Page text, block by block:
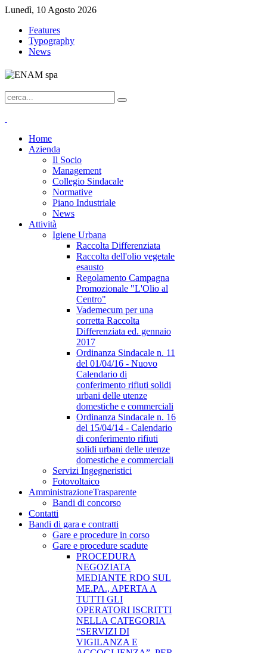
Lunedì, 10 Agosto 2026
Features
Typography
News
Home
Azienda
Il Socio
Management
Collegio Sindacale
Normative
Piano Industriale
News
Attività
Igiene Urbana
Raccolta Differenziata
Raccolta dell'olio vegetale
esausto
Regolamento Campagna
Promozionale "L'Olio al
Centro"
Vademecum per una
corretta Raccolta
Differenziata ed. gennaio
2017
Ordinanza Sindacale n. 11
del 01/04/16 - Nuovo
Calendario di
conferimento rifiuti solidi
urbani delle utenze
domestiche e commerciali
Ordinanza Sindacale n. 16
del 15/04/14 - Calendario
di conferimento rifiuti
solidi urbani delle utenze
domestiche e commerciali
Servizi Ingegneristici
Fotovoltaico
AmministrazioneTrasparente
Bandi di concorso
Contatti
Bandi di gara e contratti
Gare e procedure in corso
Gare e procedure scadute
PROCEDURA
NEGOZIATA
MEDIANTE RDO SUL
ME.PA., APERTA A
TUTTI GLI
OPERATORI ISCRITTI
NELLA CATEGORIA
“SERVIZI DI
VIGILANZA E